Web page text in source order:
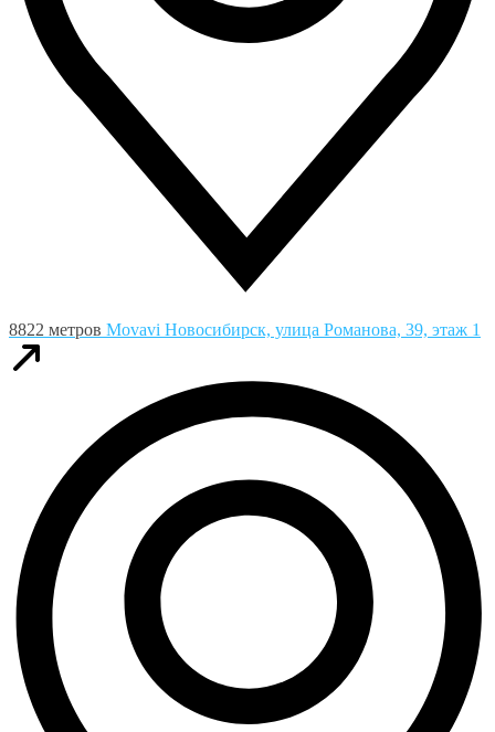
8822 метров Movavi Новосибирск, улица Романова, 39, этаж 1